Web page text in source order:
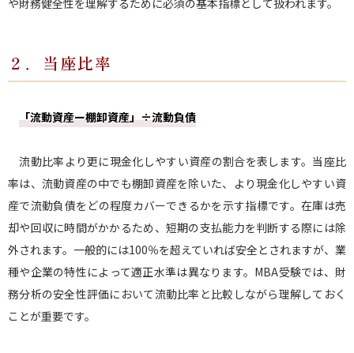
や財務健全性を理解するために必須の基本指標として扱われます。
２．当座比率
「流動資産ー棚卸資産」÷流動負債
流動比率より更に現金化しやすい資産の割合を表します。当座比
率は、流動資産の中でも棚卸資産を除いた、より現金化しやすい資
産で流動負債をどの程度カバーできるかを示す指標です。在庫は売
却や回収に時間がかかるため、短期の支払能力を判断する際には除
外されます。一般的には100％を超えていれば安全とされますが、業
種や企業の特性によって適正水準は異なります。MBA受験では、財
務分析の安全性評価において流動比率と比較しながら理解しておく
ことが重要です。